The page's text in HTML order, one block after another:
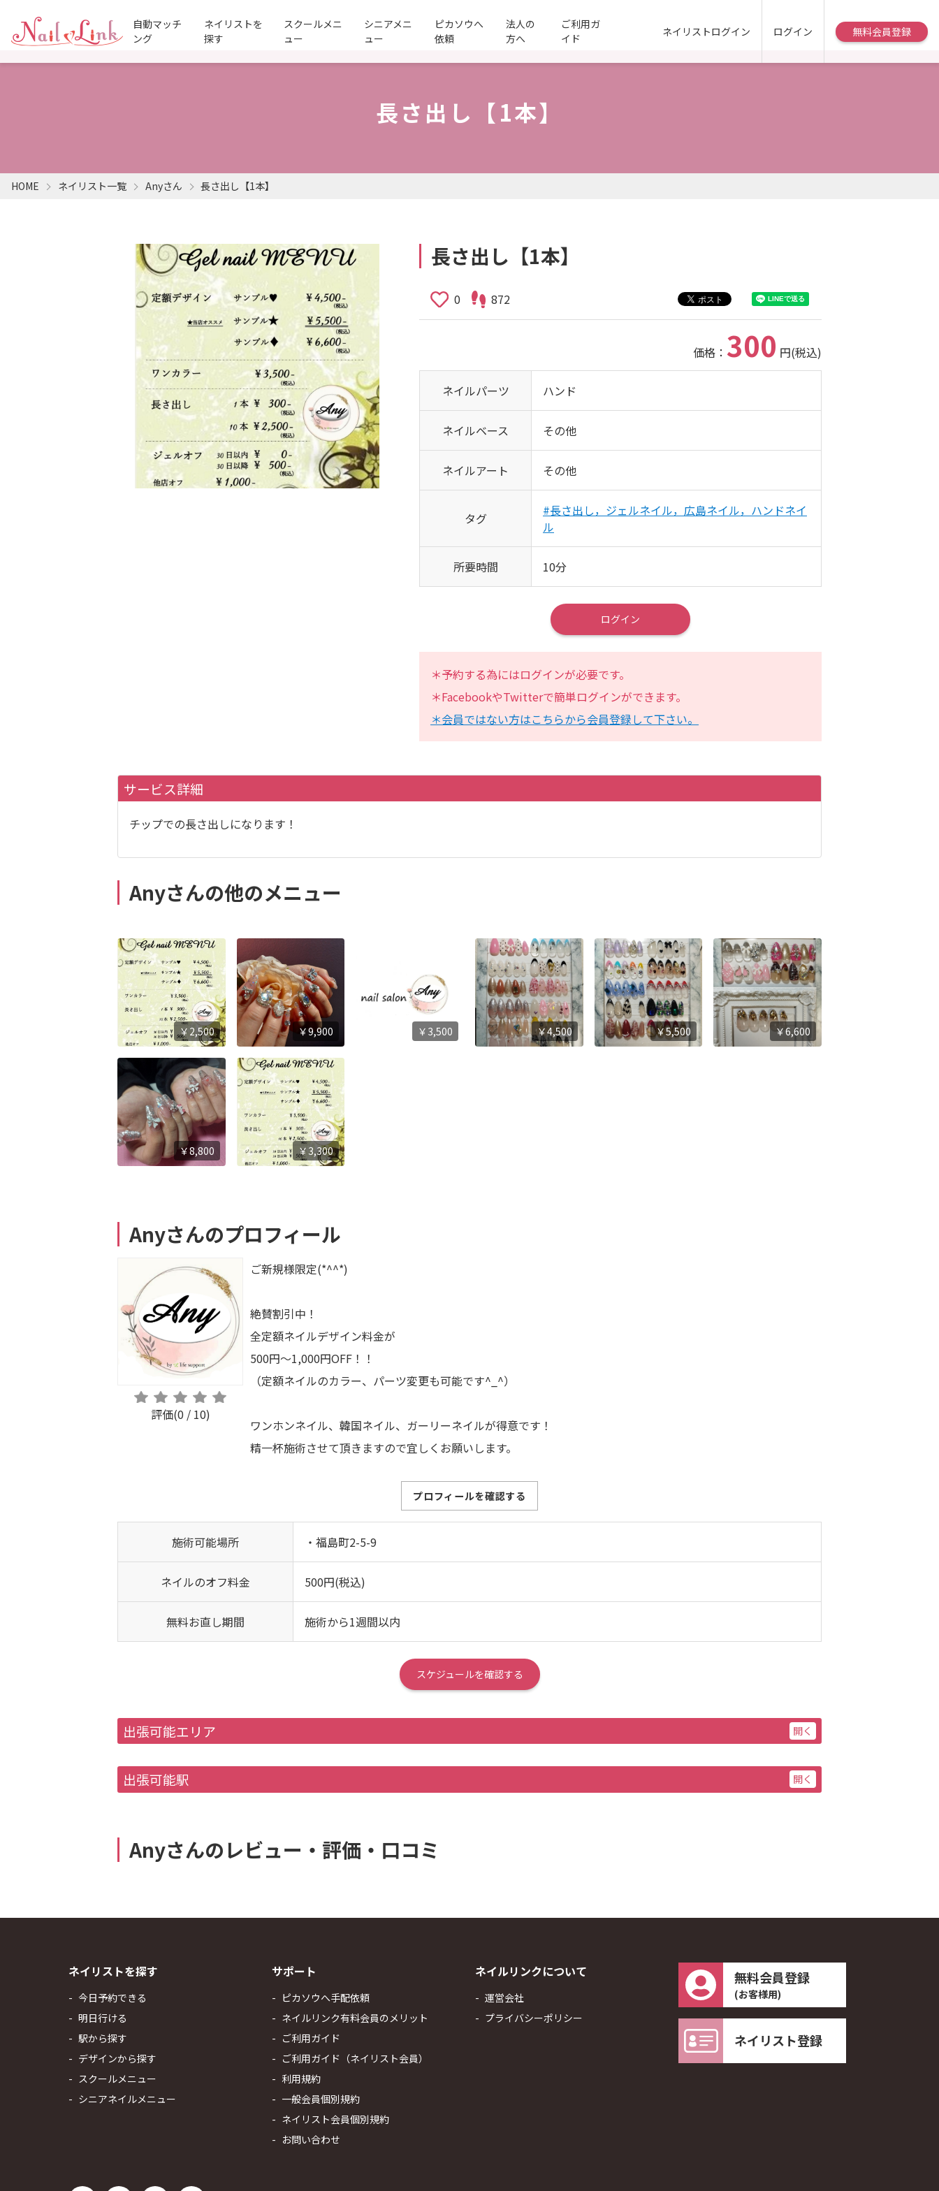
自動マッチ
ング
ネイリストを
探す
スクールメニ
ュー
シニアメニ
ュー
ピカソウへ
依頼
法人の
方へ
ご利用ガ
イド
ネイリストログイン ログイン 無料会員登録
長さ出し【1本】
HOME ネイリスト一覧 Anyさん 長さ出し【1本】
長さ出し【1本】
0 872
価格： 300 円(税込)
ネイルパーツ ハンド
ネイルベース その他
ネイルアート その他
タグ
#長さ出し，ジェルネイル，広島ネイル，ハンドネイ
ル
所要時間 10分
ログイン
＊予約する為にはログインが必要です。
＊FacebookやTwitterで簡単ログインができます。
＊会員ではない方はこちらから会員登録して下さい。
サービス詳細
チップでの長さ出しになります！
Anyさんの他のメニュー
￥2,500 ￥9,900 ￥3,500 ￥4,500 ￥5,500 ￥6,600
￥8,800 ￥3,300
Anyさんのプロフィール
評価(0 / 10)
ご新規様限定(*^^*)
絶賛割引中！
全定額ネイルデザイン料金が
500円〜1,000円OFF！！
（定額ネイルのカラー、パーツ変更も可能です^_^）
ワンホンネイル、韓国ネイル、ガーリーネイルが得意です！
精一杯施術させて頂きますので宜しくお願いします。
プロフィールを確認する
施術可能場所 ・福島町2-5-9
ネイルのオフ料金 500円(税込)
無料お直し期間 施術から1週間以内
スケジュールを確認する
出張可能エリア
出張可能駅
Anyさんのレビュー・評価・口コミ
ネイリストを探す
今日予約できる
明日行ける
駅から探す
デザインから探す
スクールメニュー
シニアネイルメニュー
サポート
ピカソウへ手配依頼
ネイルリンク有料会員のメリット
ご利用ガイド
ご利用ガイド（ネイリスト会員）
利用規約
一般会員個別規約
ネイリスト会員個別規約
お問い合わせ
ネイルリンクについて
運営会社
プライバシーポリシー
無料会員登録
(お客様用)
ネイリスト登録